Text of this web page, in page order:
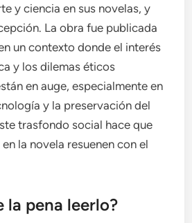
y ciencia en sus novelas, y
La obra fue publicada
un contexto donde el interés
y los dilemas éticos
en auge, especialmente en
y la preservación del
trasfondo social hace que
la novela resuenen con el
la pena leerlo?